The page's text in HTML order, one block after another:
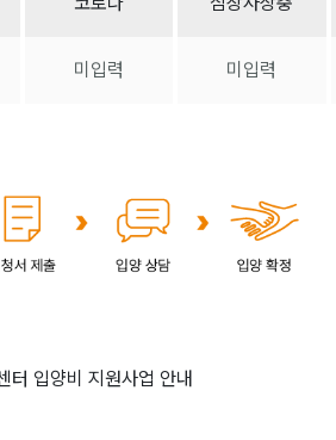
미입력 미입력
터 입양비 지원사업 안내